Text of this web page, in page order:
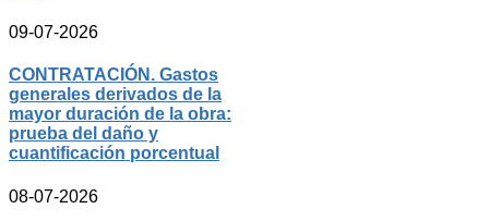
09-07-2026
CONTRATACIÓN. Gastos
generales derivados de la
mayor duración de la obra:
prueba del daño y
cuantificación porcentual
08-07-2026